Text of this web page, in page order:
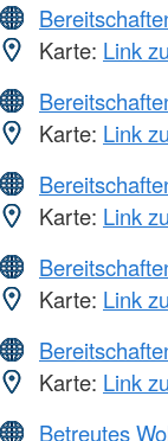
Karte: Link
Karte: Link
Karte: Link
Karte: Link
Karte: Link
Betreutes